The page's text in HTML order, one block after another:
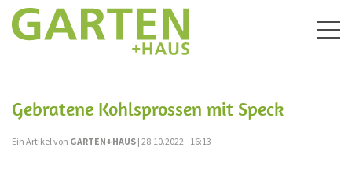
Gebratene Kohlsprossen mit Speck
Ein Artikel von GARTEN+HAUS | 28.10.2022 - 16:13